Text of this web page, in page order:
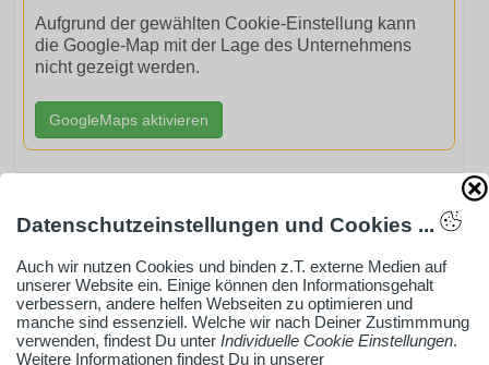
Aufgrund der gewählten Cookie-Einstellung kann
die Google-Map mit der Lage des Unternehmens
nicht gezeigt werden.
GoogleMaps aktivieren
Ob Solo-Selbsständiger, Handwerksbetrieb oder
Industrieunternehmen
Datenschutzeinstellungen und Cookies ...
Auch wir nutzen Cookies und binden z.T. externe Medien auf
unserer Website ein. Einige können den Informationsgehalt
verbessern, andere helfen Webseiten zu optimieren und
manche sind essenziell. Welche wir nach Deiner Zustimmmung
verwenden, findest Du unter Individuelle Cookie Einstellungen.
Weitere Informationen findest Du in unserer